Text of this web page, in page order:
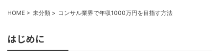
HOME > 未分類 > コンサル業界で年収1000万円を目指す方法
はじめに